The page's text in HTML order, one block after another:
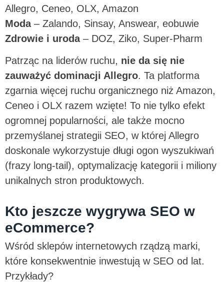
Allegro, Ceneo, OLX, Amazon
Moda– Zalando, Sinsay, Answear, eobuwie
Zdrowie i uroda– DOZ, Ziko, Super-Pharm
Patrząc na liderów ruchu, nie da się nie
zauważyć dominacji Allegro. Ta platforma
zgarnia więcej ruchu organicznego niż Amazon,
Ceneo i OLX razem wzięte! To nie tylko efekt
ogromnej popularności, ale także mocno
przemyślanej strategii SEO, w której Allegro
doskonale wykorzystuje długi ogon wyszukiwań
(frazy long-tail), optymalizację kategorii i miliony
unikalnych stron produktowych.
Kto jeszcze wygrywa SEO w
eCommerce?
Wśród sklepów internetowych rządzą marki,
które konsekwentnie inwestują w SEO od lat.
Przykłady?